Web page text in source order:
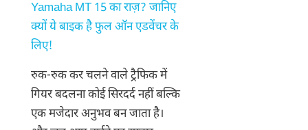
Yamaha MT 15 का राज़? जानिए
क्यों ये बाइक है फुल ऑन एडवेंचर के
लिए!
रुक-रुक कर चलने वाले ट्रैफिक में
गियर बदलना कोई सिरदर्द नहीं बल्कि
एक मजेदार अनुभव बन जाता है।